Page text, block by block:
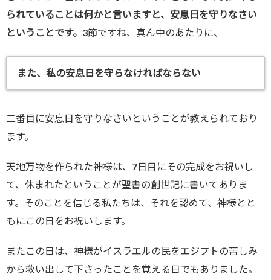
られていることは何かと言いますと、安息日を守りなさい
ということです。 3節ですね、真ん中のあたりに、
また、私の安息日を守らなければならない
二番目に安息日を守りなさいということが教えられており
ます。
天地万物を作られた神様は、7日目にその完成をお祝いし
て、休まれたということが聖書の創世記に書いてありま
す。そのことを信じる私たちは、それを認めて、神様とと
もにこの日をお祝いします。
またこの日は、神様がイスラエルの民をエジプトの苦しみ
から救い出して下さったことを覚える日でもありました。